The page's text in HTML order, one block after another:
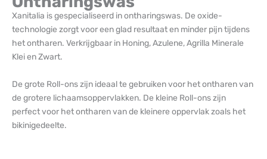
Xanitalia is gespecialiseerd in ontharingswas. De oxide-
technologie zorgt voor een glad resultaat en minder pijn tijdens
het ontharen. Verkrijgbaar in Honing, Azulene, Agrilla Minerale
Klei en Zwart.
De grote Roll-ons zijn ideaal te gebruiken voor het ontharen van
de grotere lichaamsoppervlakken. De kleine Roll-ons zijn
perfect voor het ontharen van de kleinere oppervlak zoals het
bikinigedeelte.